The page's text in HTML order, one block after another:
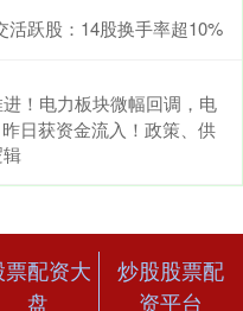
跃股：14股换手率超10%
！电力板块微幅回调，电
日获资金流入！政策、供
票配资大
盘
炒股股票配
资平台